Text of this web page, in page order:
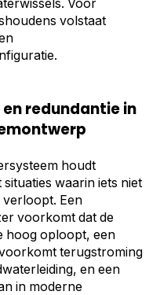
Voor
volstaat
redundantie in
houdt
waarin iets niet
Een
voorkomt dat de
hoog oploopt, een
terugstroming
en een
in moderne